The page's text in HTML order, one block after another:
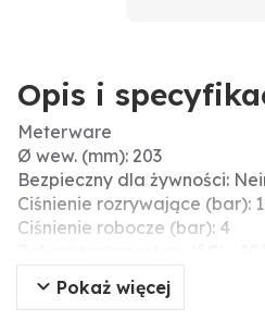
Opis i
Meterware
Ø wew. (mm): 203
Bezpieczny dla żywności:
Ciśnienie rozrywające (bar):
Ciśnienie robocze (bar): 4
Średnica wew. (cale): 8"
Typ węża: Wąż płaski
Pokaż więcej